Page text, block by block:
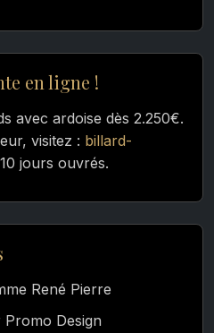
en ligne !
avec ardoise dès 2.250€.
visitez : billard-
jours ouvrés.
René Pierre
Promo Design